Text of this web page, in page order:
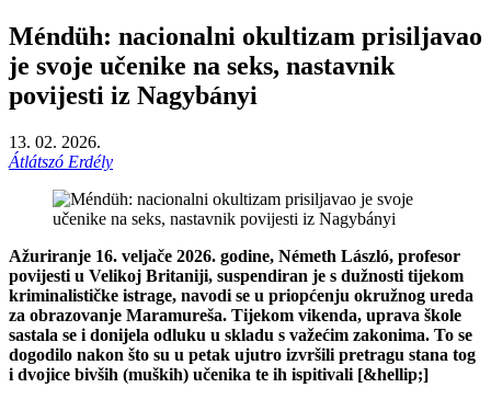
Méndüh: nacionalni okultizam prisiljavao
je svoje učenike na seks, nastavnik
povijesti iz Nagybányi
13. 02. 2026.
Átlátszó Erdély
Ažuriranje 16. veljače 2026. godine, Németh László, profesor
povijesti u Velikoj Britaniji, suspendiran je s dužnosti tijekom
kriminalističke istrage, navodi se u priopćenju okružnog ureda
za obrazovanje Maramureša. Tijekom vikenda, uprava škole
sastala se i donijela odluku u skladu s važećim zakonima. To se
dogodilo nakon što su u petak ujutro izvršili pretragu stana tog
i dvojice bivših (muških) učenika te ih ispitivali [&hellip;]